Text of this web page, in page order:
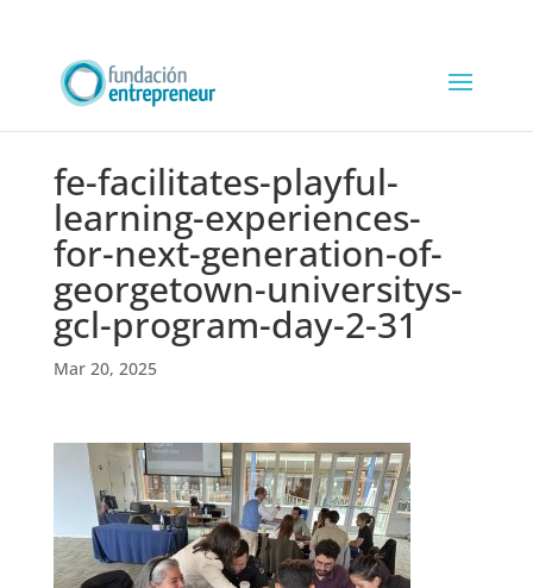
fe-facilitates-playful-
learning-experiences-
for-next-generation-of-
georgetown-universitys-
gcl-program-day-2-31
Mar 20, 2025